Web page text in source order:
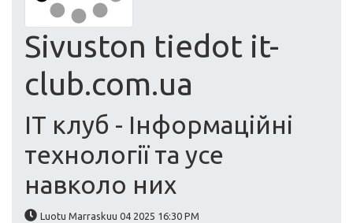
Sivuston tiedot it-
club.com.ua
IT клуб - Інформаційні
технології та усе
навколо них
Luotu Marraskuu 04 2025 16:30 PM